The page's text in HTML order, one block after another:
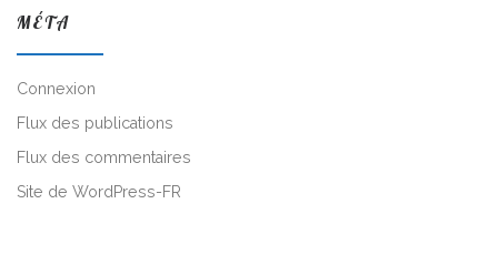
MÉTA
Connexion
Flux des publications
Flux des commentaires
Site de WordPress-FR